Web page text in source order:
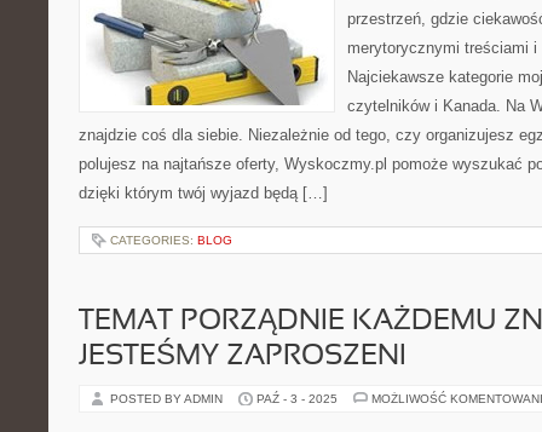
przestrzeń, gdzie
merytorycznymi treściami
Najciekawsze kategorie
czytelników i Kanada. Na
znajdzie coś dla siebie. Niezależnie od tego, czy organizujesz
polujesz na najtańsze oferty, Wyskoczmy.pl pomoże wyszukać
dzięki którym twój wyjazd będą […]
CATEGORIES: BLOG
TEMAT PORZĄDNIE KAŻDEMU
JESTEŚMY ZAPROSZENI
POSTED BY ADMIN PAŹ - 3 - 2025 MOŻLIWOŚĆ